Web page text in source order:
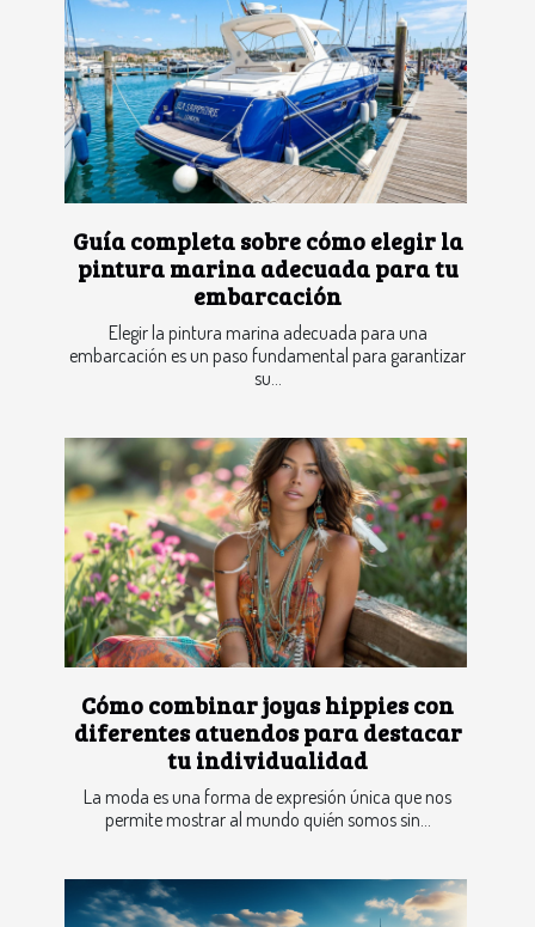
Guía completa sobre cómo elegir la
pintura marina adecuada para tu
embarcación
Elegir la pintura marina adecuada para una
embarcación es un paso fundamental para garantizar
su...
Cómo combinar joyas hippies con
diferentes atuendos para destacar
tu individualidad
La moda es una forma de expresión única que nos
permite mostrar al mundo quién somos sin...